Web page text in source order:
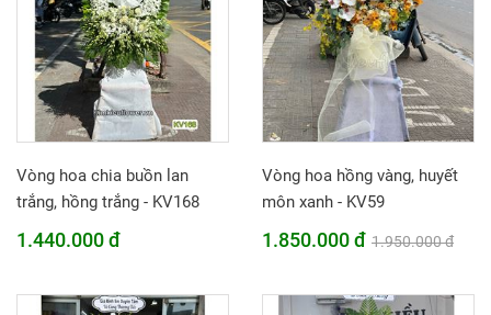
Vòng hoa chia buồn lan
trắng, hồng trắng - KV168
1.440.000 đ
Vòng hoa hồng vàng, huyết
môn xanh - KV59
1.850.000 đ 1.950.000 đ